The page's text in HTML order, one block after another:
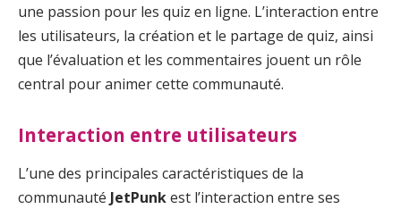
une passion pour les quiz en ligne. L’interaction entre
les utilisateurs, la création et le partage de quiz, ainsi
que l’évaluation et les commentaires jouent un rôle
central pour animer cette communauté.
Interaction entre utilisateurs
L’une des principales caractéristiques de la
communauté JetPunkest l’interaction entre ses